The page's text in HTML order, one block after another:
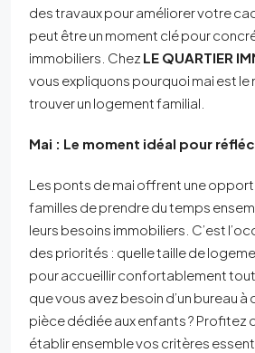
des travaux pour améliorer votre
peut être un moment clé pour
immobiliers. Chez LE QUARTIER
vous expliquons pourquoi mai est
trouver un logement familial.
Mai : Le moment idéal pour
Les ponts de mai offrent une
familles de prendre du temps
leurs besoins immobiliers. C’est
des priorités : quelle taille de
pour accueillir confortablement
que vous avez besoin d’un bureau à
pièce dédiée aux enfants ? Profitez
établir ensemble vos critères